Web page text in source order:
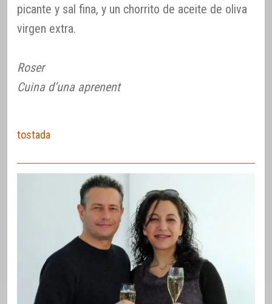
picante y sal fina, y un chorrito de aceite de oliva
virgen extra.
Roser
Cuina d’una aprenent
tostada